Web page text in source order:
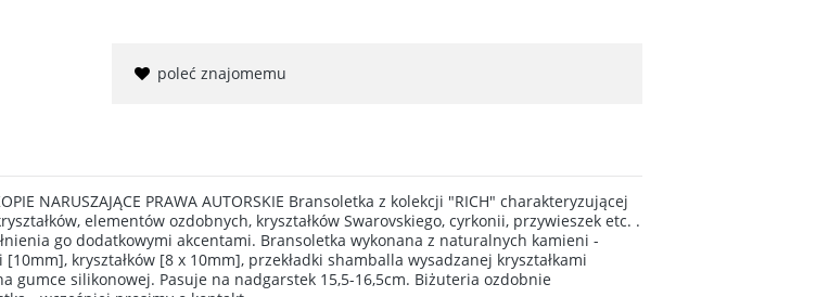
poleć znajomemu
NARUSZAJĄCE PRAWA AUTORSKIE Bransoletka z kolekcji "RICH" charakteryzującej
elementów ozdobnych, kryształków Swarovskiego, cyrkonii, przywieszek etc. .
go dodatkowymi akcentami. Bransoletka wykonana z naturalnych kamieni -
kryształków [8 x 10mm], przekładki shamballa wysadzanej kryształkami
gumce silikonowej. Pasuje na nadgarstek 15,5-16,5cm. Biżuteria ozdobnie